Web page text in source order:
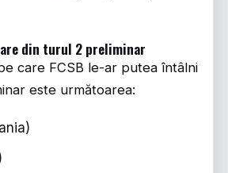
din turul 2 preliminar
care FCSB le-ar putea întâlni
este următoarea: